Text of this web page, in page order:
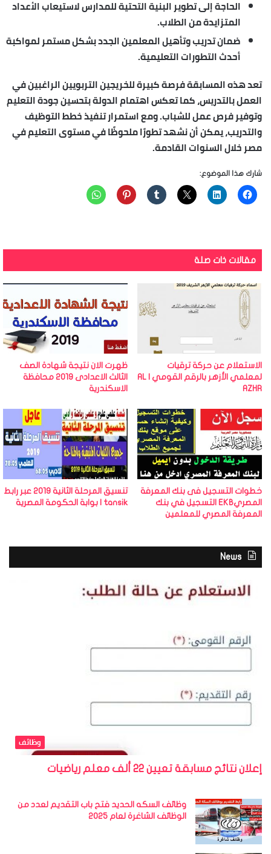
الحاجة إلى تطوير البنية التحتية للمدارس لاستيعاب الأعداد
المتزايدة من الطلاب.
ضمان تدريب وتأهيل المعلمين الجدد بشكل مستمر لمواكبة
أحدث التطورات التعليمية.
تعد هذه المسابقة فرصة كبيرة للخريجين التربويين الراغبين في
العمل بالتدريس، كما تعكس اهتمام الدولة بتحسين جودة التعليم
وتوفير فرص عمل للشباب. ومع استمرار تنفيذ خطط التوظيف
والتدريب، يمكن أن نشهد تطورًا ملحوظًا في مستوى التعليم في
مصر خلال السنوات القادمة.
شارك هذا الموضوع:
مقالات ذات صلة
الاستعلام عن حركة ترقيات
لمعلمي الأزهر بالرقم القومي | AL
AZHR
ظهرت الان نتيجة شهادة الصف
الثالث الاعدادى 2019 محافظة
الاسكندرية
خطوات التسجيل فى بنك المعرفة
المصريEKB التسجيل في بنك
المعرفة المصري للمعلمين
تنسيق المرحلة الثانية 2019 عبر رابط
tansik | بوابة الحكومة المصرية
News
وظائف
إعلان نتائج مسابقة تعيين 22 ألف معلم رياضيات
وظائف السكه الحديد فتح باب التقديم لعدد من
الوظائف الشاغرة لعام 2025